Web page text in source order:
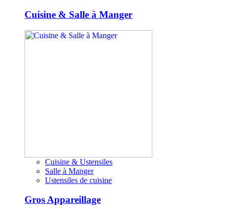
Cuisine & Salle à Manger
Cuisine & Ustensiles
Salle à Manger
Ustensiles de cuisine
Gros Appareillage